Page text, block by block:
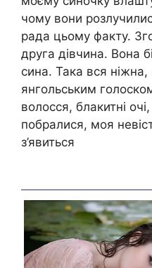
чому вони
рада цьому факту.
друга дівчина. Вона
сина. Така вся
янгольським
волосся, блакитні
побралися, моя
з’явиться